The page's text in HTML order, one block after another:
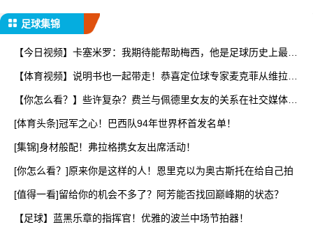
足球集锦
【今日视频】卡塞米罗：我期待能帮助梅西，他是足球历史上最伟
【体育视频】说明书也一起带走！恭喜定位球专家麦克菲从维拉转
【你怎么看？】些许复杂？费兰与佩德里女友的关系在社交媒体上
[体育头条]冠军之心！巴西队94年世界杯首发名单！
[集锦]身材般配！弗拉格携女友出席活动！
[你怎么看？]原来你是这样的人！恩里克以为奥古斯托在给自己拍
[值得一看]留给你的机会不多了？阿芳能否找回巅峰期的状态？
【足球】蓝黑乐章的指挥官！优雅的波兰中场节拍器！